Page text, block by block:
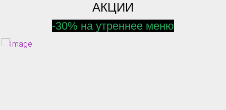
АКЦИИ
-30% на утреннее меню